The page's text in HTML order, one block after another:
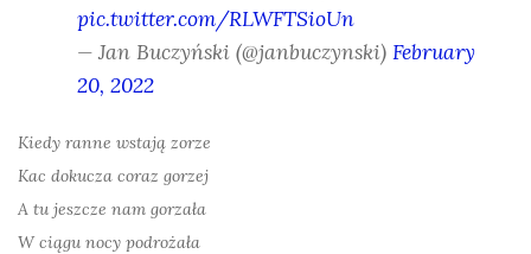
pic.twitter.com/RLWFTSioUn
— Jan Buczyński (@janbuczynski) February
20, 2022
Kiedy ranne wstają zorze
Kac dokucza coraz gorzej
A tu jeszcze nam gorzała
W ciągu nocy podrożała